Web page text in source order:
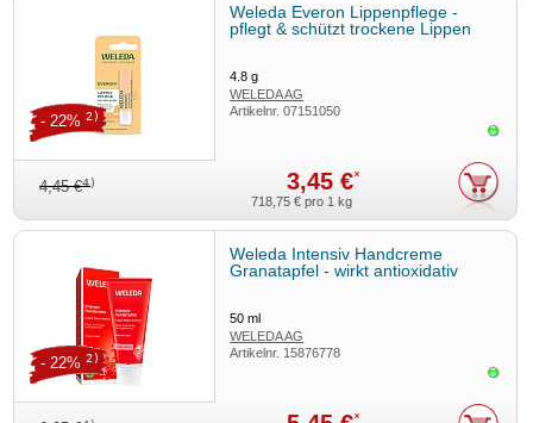
Weleda Everon Lippenpflege -
pflegt & schützt trockene Lippen
4.8g
WELEDA AG
Artikelnr.07151050
4,45 €4) 3,45 €*
- 22% 2)
718,75 € pro 1 kg
Weleda Intensiv Handcreme
Granatapfel - wirkt antioxidativ
50ml
WELEDA AG
Artikelnr. 15876778
*
- 22% 2)